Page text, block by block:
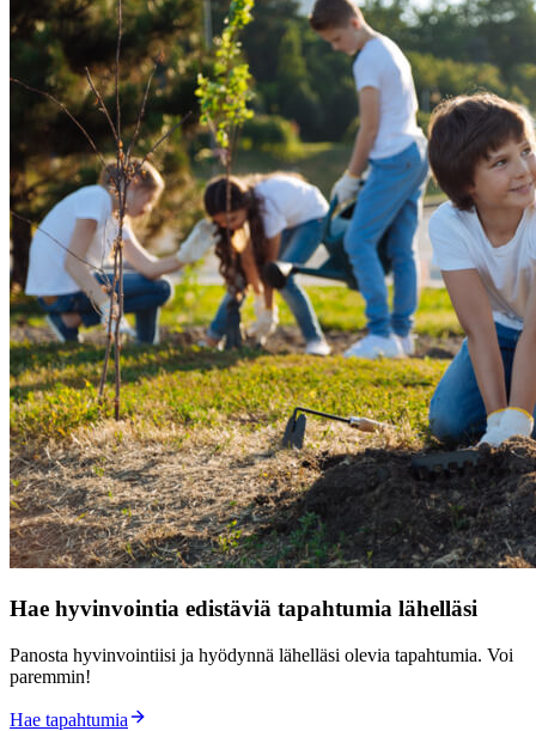
Hae hyvinvointia edistäviä tapahtumia lähelläsi
Panosta hyvinvointiisi ja hyödynnä lähelläsi olevia tapahtumia. Voi
paremmin!
Hae tapahtumia